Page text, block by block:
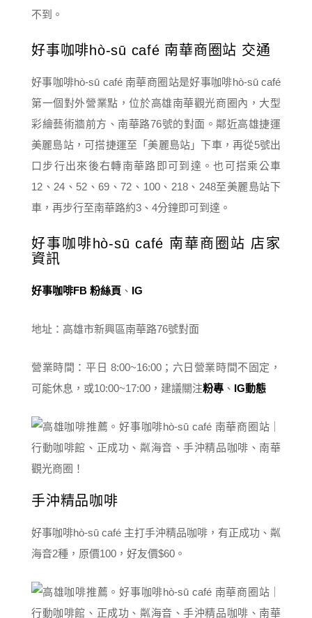
不到。
好事咖啡hò-sū café 南華商圈站 交通
好事咖啡hò-sū café 南華商圈站是好事咖啡hò-sū café
第一個對外營業點，位於高雄南華觀光商圈內，大型
彩繪藝術牆前方、南華路76號的對面。鄰近高雄捷運
美麗島站，可搭捷運至「美麗島站」下車，再從5號出
口步行出來後右轉南華路即可到達。也可搭乘公車
12、24、52、69、72、100、218、248至美麗島站下
車，再步行至南華路約3、4分鐘即可到達。
好事咖啡hò-sū café 南華商圈站 店家
資訊
好事咖啡FB 粉絲頁 、 IG
地址：高雄市新興區南華路76號對面
營業時間：平日 8:00~16:00；六日營業時間不固定，
可能休息，或10:00~17:00，建議關注粉專 、 IG動態
手沖精品咖啡
好事咖啡hò-sū café 主打手沖精品咖啡，有正成功、粼
海音2種，原價100，好友價$60。